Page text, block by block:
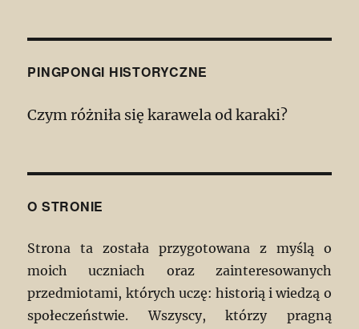
PINGPONGI HISTORYCZNE
Czym różniła się karawela od karaki?
O STRONIE
Strona ta została przygotowana z myślą o
moich uczniach oraz zainteresowanych
przedmiotami, których uczę: historią i wiedzą o
społeczeństwie. Wszyscy, którzy pragną